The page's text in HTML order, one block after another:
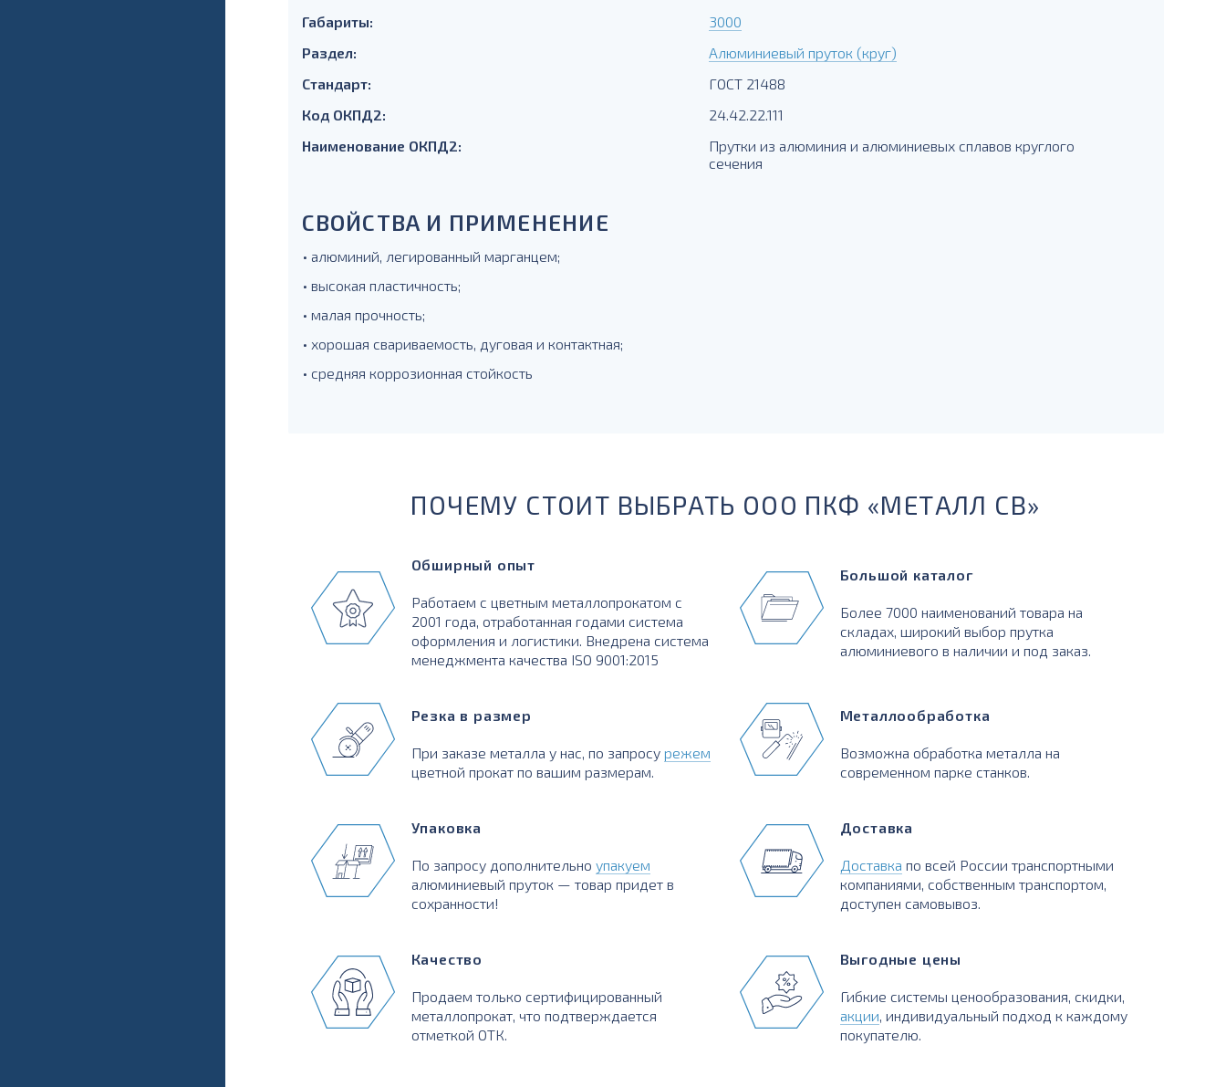
Габариты:
3000
Раздел:
Алюминиевый пруток (круг)
Стандарт:
ГОСТ 21488
Код ОКПД2:
24.42.22.111
Наименование ОКПД2:
Прутки из алюминия и алюминиевых сплавов круглого
сечения
СВОЙСТВА И ПРИМЕНЕНИЕ
• алюминий, легированный марганцем;
• высокая пластичность;
• малая прочность;
• хорошая свариваемость, дуговая и контактная;
• средняя коррозионная стойкость
ПОЧЕМУ СТОИТ ВЫБРАТЬ ООО ПКФ «МЕТАЛЛ СВ»
Обширный опыт
Работаем с цветным металлопрокатом с
2001 года, отработанная годами система
оформления и логистики. Внедрена система
менеджмента качества ISO 9001:2015
Резка в размер
При заказе металла у нас, по запросу режем
цветной прокат по вашим размерам.
Упаковка
По запросу дополнительно упакуем
алюминиевый пруток — товар придет в
сохранности!
Качество
Продаем только сертифицированный
металлопрокат, что подтверждается
отметкой ОТК.
Большой каталог
Более 7000 наименований товара на
складах, широкий выбор прутка
алюминиевого в наличии и под заказ.
Металлообработка
Возможна обработка металла на
современном парке станков.
Доставка
Доставка по всей России транспортными
компаниями, собственным транспортом,
доступен самовывоз.
Выгодные цены
Гибкие системы ценообразования, скидки,
акции, индивидуальный подход к каждому
покупателю.